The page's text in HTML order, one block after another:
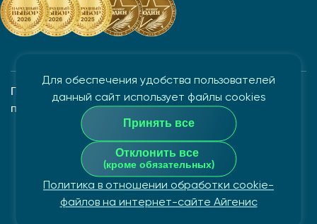
Для обеспечения удобства пользователей
данный сайт использует файлы cookies
Принять все
Отклонить все
(кроме обязательных)
Политика в отношении обработки cookie-
файлов на интернет-сайте Айгенис
Политика в отношении обработки и защиты
персональных данных
Закрытое акционерное общество "Айгенис", УНП
100862882
© Copyright 2026